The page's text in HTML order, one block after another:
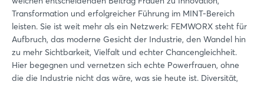
Transformation und erfolgreicher Führung im MINT-Bereich
leisten. Sie ist weit mehr als ein Netzwerk: FEMWORX steht für
Aufbruch, das moderne Gesicht der Industrie, den Wandel hin
zu mehr Sichtbarkeit, Vielfalt und echter Chancengleichheit.
Hier begegnen und vernetzen sich echte Powerfrauen, ohne
die die Industrie nicht das wäre, was sie heute ist. Diversität,